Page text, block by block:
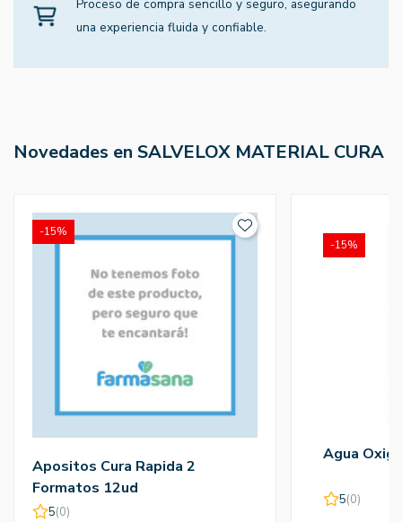
Proceso de compra sencillo y seguro, asegurando
una experiencia fluida y confiable.
Novedades en SALVELOX MATERIAL CURA
Apositos Cura Rapida 2
Formatos 12ud
5(0)
-15%
Agua
5(0)
-15%